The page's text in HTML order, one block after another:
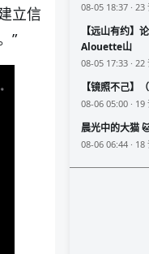
立信
”
08-05 18:37 · 23
【远山有约】
Alouette山
08-05 17:33 · 22
【镜照不己】
08-06 05:00 · 19
晨光中的大猫
08-06 06:44 · 18